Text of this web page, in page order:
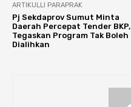
ARTIKULLI PARAPRAK
Pj Sekdaprov Sumut Minta
Daerah Percepat Tender BKP,
Tegaskan Program Tak Boleh
Dialihkan